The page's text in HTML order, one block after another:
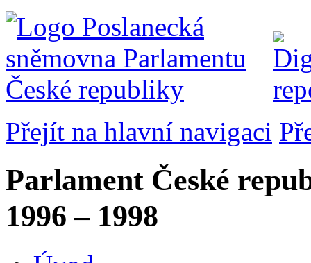
Přejít na hlavní navigaci
Parlament České
1996 – 1998